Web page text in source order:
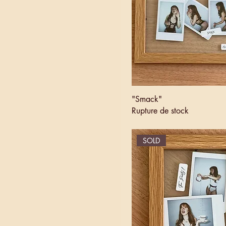
"Smack"
Rupture de stock
SOLD